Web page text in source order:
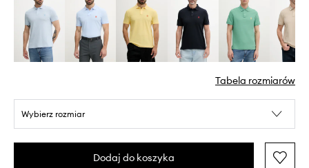
Tabela rozmiarów
Wybierz rozmiar
Dodaj do koszyka